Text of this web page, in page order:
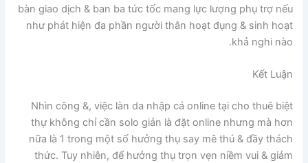
bàn giao dịch & ban ba tức tốc mang lực lượng phụ trợ nếu
như phát hiện đa phần người thân hoạt đụng & sinh hoạt
khả nghi nào.
Kết Luận
Nhìn công &, việc làn da nhập cá online tại cho thuê biệt
thự không chỉ cần solo giản là đặt online nhưng mà hơn
nữa là 1 trong một số hưởng thụ say mê thú & đầy thách
thức. Tuy nhiên, để hưởng thụ trọn vẹn niềm vui & giảm